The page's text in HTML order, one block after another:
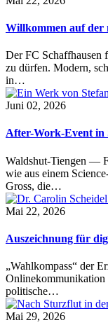
Willkommen auf der
Der FC Schaffhausen
zu dürfen. Modern,
in…
Juni 02, 2026
After-Work-Event in
Waldshut-Tiengen —
wie aus einem
Gross, die…
Mai 22, 2026
Auszeichnung für
„Wahlkompass“ der
politische…
Mai 29, 2026